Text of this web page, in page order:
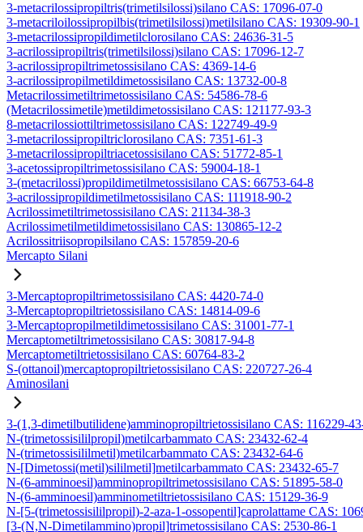
3-metacrilossipropiltris(trimetilsilossi)silano CAS: 17096-07-0
3-metacriloilossipropilbis(trimetilsilossi)metilsilano CAS: 19309-90-1
3-metacrilossipropildimetilclorosilano CAS: 24636-31-5
3-acrilossipropiltris(trimetilsilossi)silano CAS: 17096-12-7
3-acrilossipropiltrimetossisilano CAS: 4369-14-6
3-acrilossipropilmetildimetossisilano CAS: 13732-00-8
Metacrilossimetiltrimetossisilano CAS: 54586-78-6
(Metacrilossimetile)metildimetossisilano CAS: 121177-93-3
8-metacrilossiottiltrimetossisilano CAS: 122749-49-9
3-metacrilossipropiltriclorosilano CAS: 7351-61-3
3-metacrilossipropiltriacetossisilano CAS: 51772-85-1
3-acetossipropiltrimetossisilano CAS: 59004-18-1
3-(metacrilossi)propildimetilmetossisilano CAS: 66753-64-8
3-acrilossipropildimetilmetossisilano CAS: 111918-90-2
Acrilossimetiltrimetossisilano CAS: 21134-38-3
Acrilossimetilmetildimetossisilano CAS: 130865-12-2
Acrilossitriisopropilsilano CAS: 157859-20-6
Mercapto Silani
3-Mercaptopropiltrimetossisilano CAS: 4420-74-0
3-Mercaptopropiltrietossisilano CAS: 14814-09-6
3-Mercaptopropilmetildimetossisilano CAS: 31001-77-1
Mercaptometiltrimetossisilano CAS: 30817-94-8
Mercaptometiltrietossisilano CAS: 60764-83-2
S-(ottanoil)mercaptopropiltrietossisilano CAS: 220727-26-4
Aminosilani
3-(1,3-dimetilbutilidene)amminopropiltrietossisilano CAS: 116229-
N-(trimetossisililpropil)metilcarbammato CAS: 23432-62-4
N-(trimetossisililmetil)metilcarbammato CAS: 23432-64-6
N-[Dimetossi(metil)sililmetil]metilcarbammato CAS: 23432-65-7
N-(6-amminoesil)amminopropiltrimetossisilano CAS: 51895-58-0
N-(6-amminoesil)amminometiltrietossisilano CAS: 15129-36-9
N-[5-(trimetossisililpropil)-2-aza-1-ossopentil]caprolattame CAS:
[3-(N,N-Dimetilammino)propil]trimetossisilano CAS: 2530-86-1